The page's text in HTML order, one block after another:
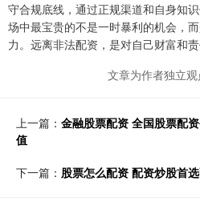
守合规底线，通过正规渠道和自身知
场中最宝贵的不是一时暴利的机会，
力。远离非法配资，是对自己财富和责
文章为作者独立
上一篇： 金融股票配资 全国股票配
值
下一篇： 股票怎么配资 配资炒股首